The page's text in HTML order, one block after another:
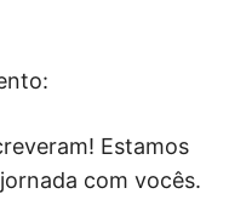
Estamos
com vocês.